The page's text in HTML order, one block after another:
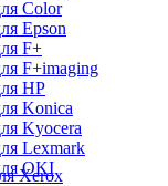
Color
Epson
F+
F+imaging
HP
Konica
Kyocera
Lexmark
OKI
Xerox